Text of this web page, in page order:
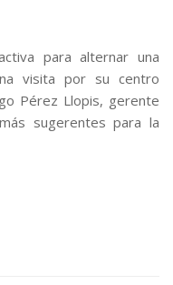
para alternar una
visita por su centro
Pérez Llopis, gerente
sugerentes para la